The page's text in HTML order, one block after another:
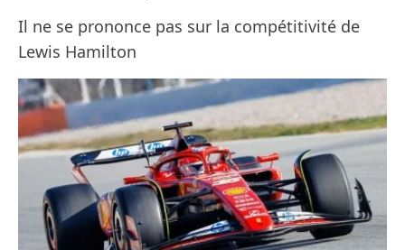
Il ne se prononce pas sur la compétitivité de
Lewis Hamilton